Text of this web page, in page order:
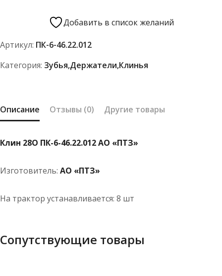
46.22.012
"ПТЗ"
Добавить в список желаний
Артикул: ПК-6-46.22.012
Категория: Зубья,держатели,клинья
Описание Отзывы (0) Другие товары
Клин 28О ПК-6-46.22.012 АО «ПТЗ»
Изготовитель: АО «ПТЗ»
На трактор устанавливается: 8 шт
Сопутствующие товары